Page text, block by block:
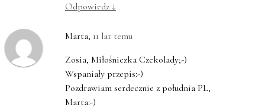
Odpowiedz ↓
Marta, 11 lat temu
Zosia, Miłośniczka Czekolady;-)
Wspaniały przepis:-)
Pozdrawiam serdecznie z południa PL,
Marta:-)